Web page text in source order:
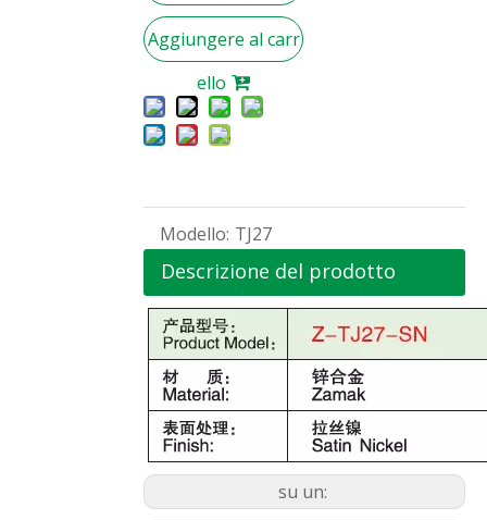
Aggiungere al carr
ello
Modello: TJ27
Descrizione del prodotto
su un: